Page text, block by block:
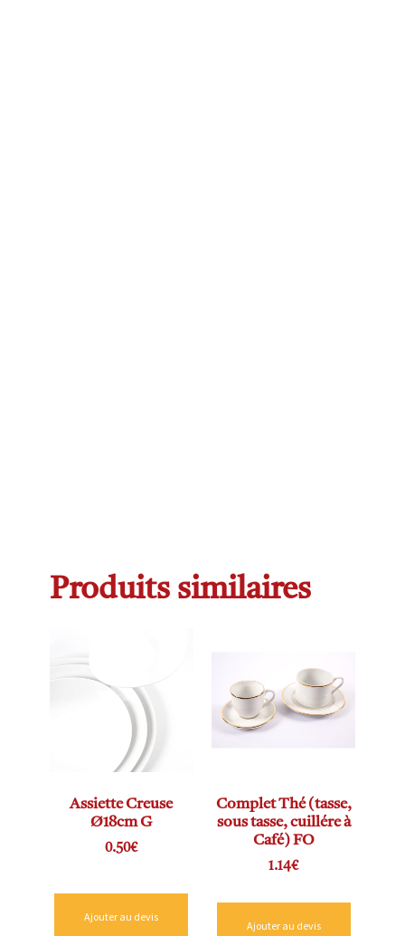
Produits similaires
Assiette Creuse
Ø18cm G
0.50€
Ajouter au devis
Complet Thé (tasse,
sous tasse, cuillére à
Café) FO
1.14€
Ajouter au devis